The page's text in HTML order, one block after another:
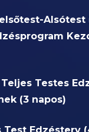
Alsótest
Testes
(3 napos)
Test Edzésterv